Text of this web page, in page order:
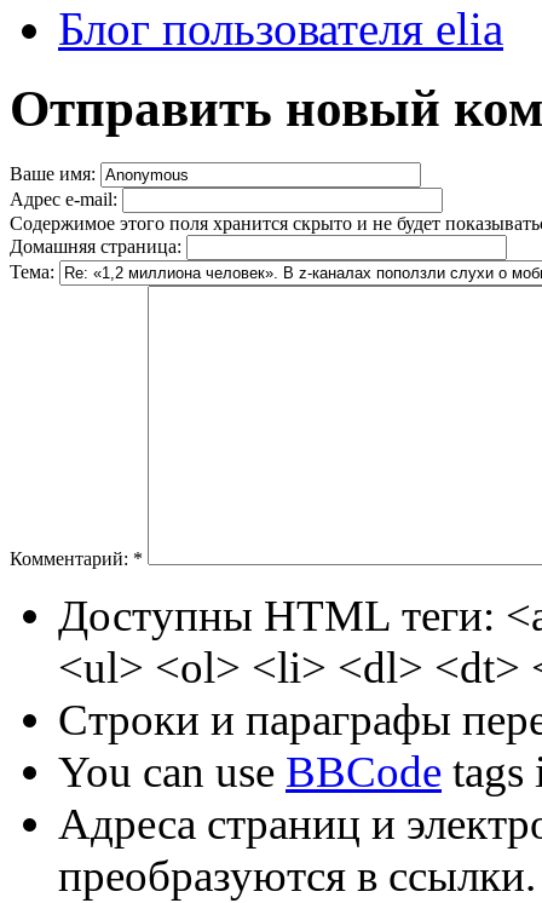
Блог пользователя elia
Отправить новый
Ваше имя:
Адрес e-mail:
Содержимое этого поля хранится скрыто и не будет
Домашняя страница:
Тема:
Комментарий: *
Доступны HTML теги:
<ul> <ol> <li> <dl> <dt>
Строки и параграфы
You can use BBCode tags
Адреса страниц и
преобразуются в ссылки.